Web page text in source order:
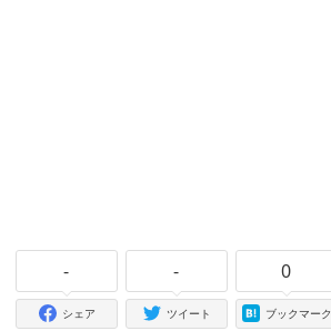
-
シェア
-
ツイート
0
ブックマーク